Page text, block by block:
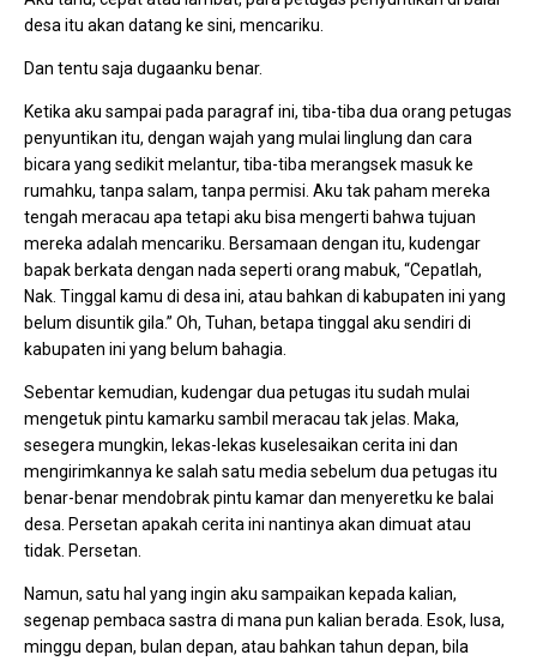
desa itu akan datang ke sini, mencariku.
Dan tentu saja dugaanku benar.
Ketika aku sampai pada paragraf ini, tiba-tiba dua orang petugas
penyuntikan itu, dengan wajah yang mulai linglung dan cara
bicara yang sedikit melantur, tiba-tiba merangsek masuk ke
rumahku, tanpa salam, tanpa permisi. Aku tak paham mereka
tengah meracau apa tetapi aku bisa mengerti bahwa tujuan
mereka adalah mencariku. Bersamaan dengan itu, kudengar
bapak berkata dengan nada seperti orang mabuk, “Cepatlah,
Nak. Tinggal kamu di desa ini, atau bahkan di kabupaten ini yang
belum disuntik gila.” Oh, Tuhan, betapa tinggal aku sendiri di
kabupaten ini yang belum bahagia.
Sebentar kemudian, kudengar dua petugas itu sudah mulai
mengetuk pintu kamarku sambil meracau tak jelas. Maka,
sesegera mungkin, lekas-lekas kuselesaikan cerita ini dan
mengirimkannya ke salah satu media sebelum dua petugas itu
benar-benar mendobrak pintu kamar dan menyeretku ke balai
desa. Persetan apakah cerita ini nantinya akan dimuat atau
tidak. Persetan.
Namun, satu hal yang ingin aku sampaikan kepada kalian,
segenap pembaca sastra di mana pun kalian berada. Esok, lusa,
minggu depan, bulan depan, atau bahkan tahun depan, bila